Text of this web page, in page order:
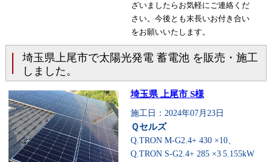
ざいましたらお気軽にご連絡くだ
さい。今後とも末長いお付き合い
をお願いいたします。
埼玉県上尾市で太陽光発電 蓄電池 を販売・施工
しました。
埼玉県 上尾市 S様
施工日：2024年07月23日
Ｑセルズ
Q.TRON M-G2.4+ 430 ×10、
Q.TRON S-G2.4+ 285 ×3 5.155kW